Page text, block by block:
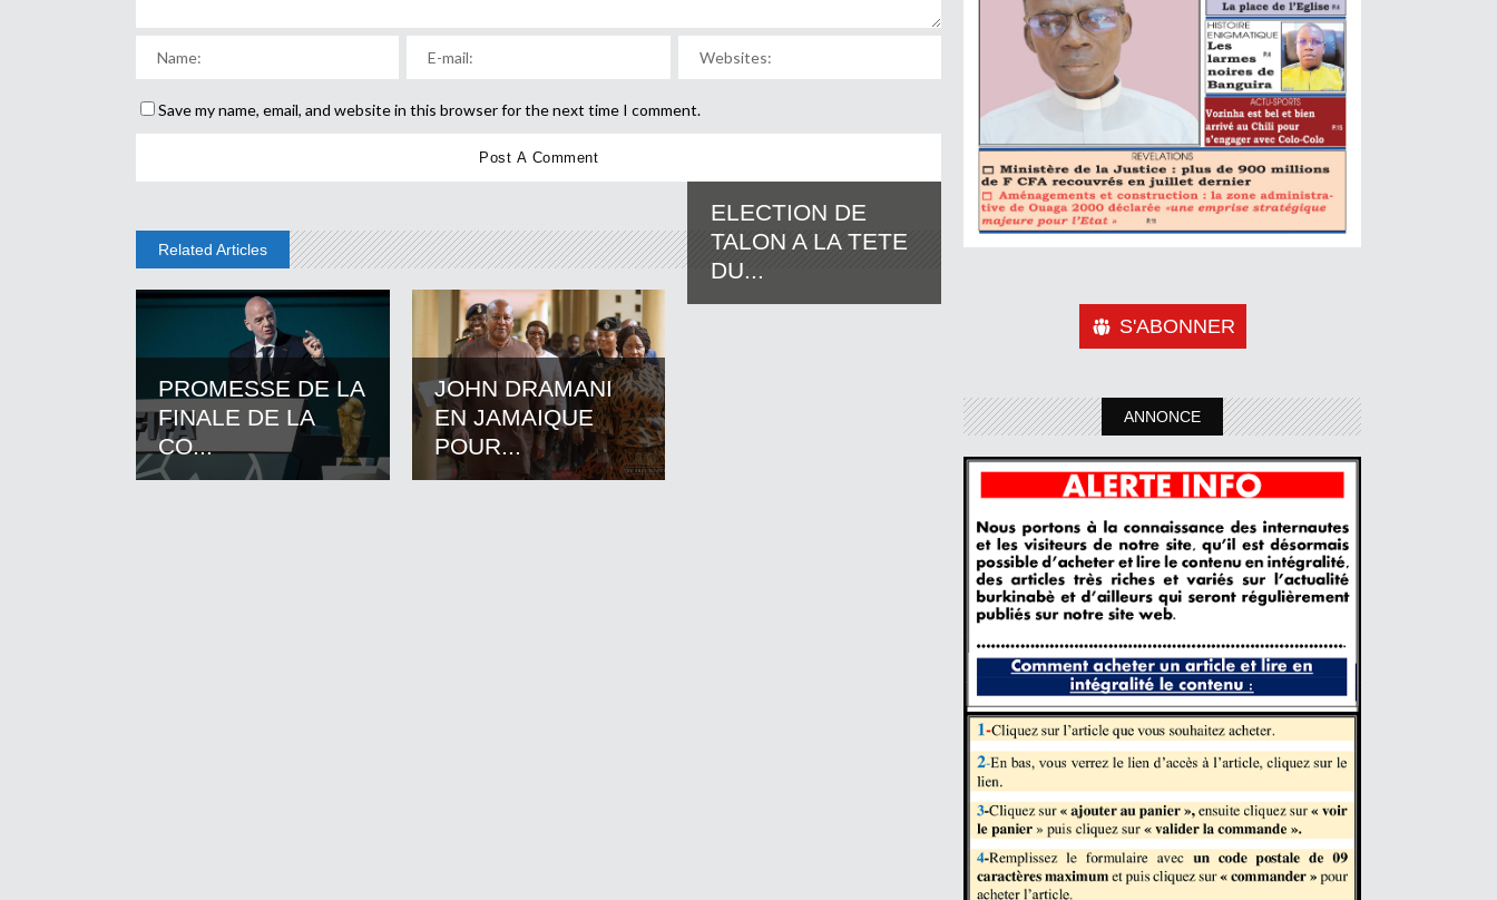
Save my name, email, and website in this browser for the next time I comment.
Related Articles
PROMESSE DE LA
FINALE DE LA
CO...
JOHN DRAMANI
EN JAMAIQUE
POUR...
ELECTION DE
TALON A LA TETE
DU...
S'ABONNER
ANNONCE